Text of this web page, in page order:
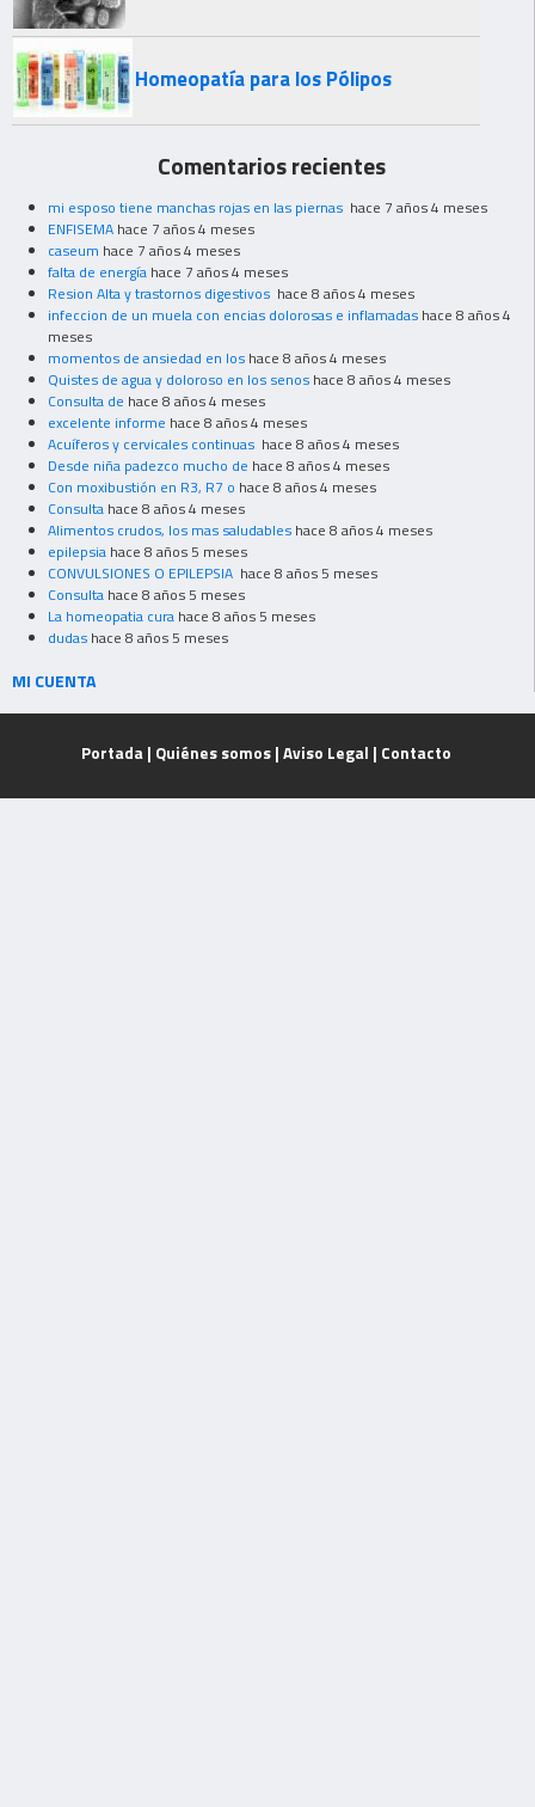
Homeopatía para los Pólipos
Comentarios recientes
mi esposo tiene manchas rojas en las piernas hace 7 años 4 meses
ENFISEMA hace 7 años 4 meses
caseum hace 7 años 4 meses
falta de energía hace 7 años 4 meses
Resion Alta y trastornos digestivos hace 8 años 4 meses
infeccion de un muela con encias dolorosas e inflamadas hace 8 años 4
meses
momentos de ansiedad en los hace 8 años 4 meses
Quistes de agua y doloroso en los senos hace 8 años 4 meses
Consulta de hace 8 años 4 meses
excelente informe hace 8 años 4 meses
Acuíferos y cervicales continuas hace 8 años 4 meses
Desde niña padezco mucho de hace 8 años 4 meses
Con moxibustión en R3, R7 o hace 8 años 4 meses
Consulta hace 8 años 4 meses
Alimentos crudos, los mas saludables hace 8 años 4 meses
epilepsia hace 8 años 5 meses
CONVULSIONES O EPILEPSIA hace 8 años 5 meses
Consulta hace 8 años 5 meses
La homeopatia cura hace 8 años 5 meses
dudas hace 8 años 5 meses
MI CUENTA
Portada | Quiénes somos| Aviso Legal | Contacto